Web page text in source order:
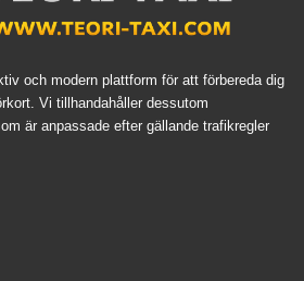
och modern plattform för att förbereda dig
Vi tillhandahåller dessutom
är anpassade efter gällande trafikregler